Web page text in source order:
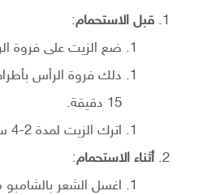
قبل الاستحمام:
ضع الزيت على فروة
دلك فروة الرأس
15 دقيقة.
اترك الزيت لمدة 2-4 ساعات.
أثناء الاستحمام:
اغسل الشعر بالشامبو